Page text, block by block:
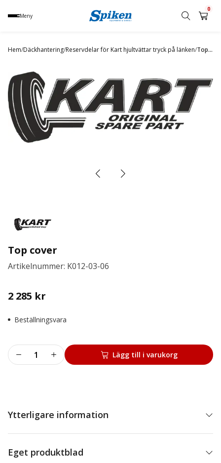
Meny
namn,
eller
varumärke
0
Hem/Däckhantering/Reservdelar för Kart hjultvättar tryck på länken/ Top cover
Top cover
Artikelnummer: K012-03-06
2 285 kr
Beställningsvara
Top
cover
Lägg till i varukorg
Ytterligare information
Eget produktblad